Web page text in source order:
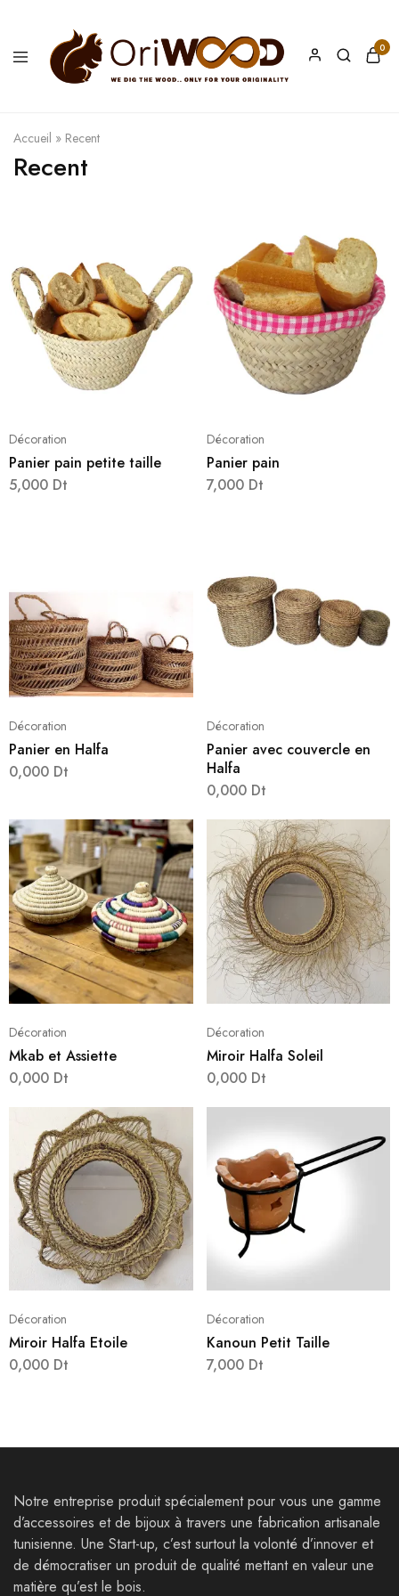
Wood
0
Accueil » Recent
Recent
Décoration
Panier pain petite taille
5,000 Dt
Décoration
Panier pain
7,000 Dt
Décoration
Panier en Halfa
0,000 Dt
Décoration
Panier avec couvercle en
Halfa
0,000 Dt
Décoration
Mkab et Assiette
0,000 Dt
Décoration
Miroir Halfa Soleil
0,000 Dt
Décoration
Miroir Halfa Etoile
0,000 Dt
Décoration
Kanoun Petit Taille
7,000 Dt
Notre entreprise produit spécialement pour vous une gamme
d’accessoires et de bijoux à travers une fabrication artisanale
tunisienne. Une Start-up, c’est surtout la volonté d’innover et
de démocratiser un produit de qualité mettant en valeur une
matière qu’est le bois.